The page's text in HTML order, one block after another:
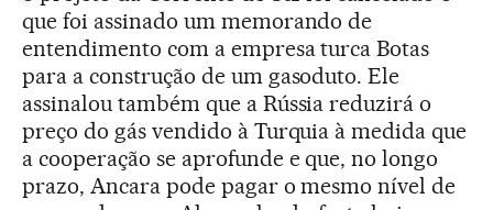
que foi assinado um memorando de
entendimento com a empresa turca Botas
para a construção de um gasoduto. Ele
assinalou também que a Rússia reduzirá o
preço do gás vendido à Turquia à medida que
a cooperação se aprofunde e que, no longo
prazo, Ancara pode pagar o mesmo nível de